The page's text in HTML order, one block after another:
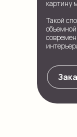
картину
Такой